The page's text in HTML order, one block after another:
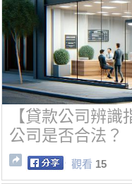
【貸款公司辨
公司是否合法？
觀看 15